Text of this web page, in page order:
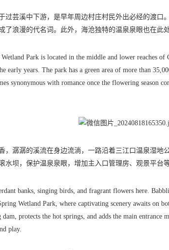
过芸溪中下游，是早年周边村庄村民外出必经的渡口
了浪漫的代名词。此外，海沧独特的温泉泉眼也在此处
Park is located in the middle and lower reaches
early years. The park has a green area of more than
synonymous with romance once the flowering season
，潺潺的溪流在身边流淌，一路沿着三江口温泉湿地
水坝，保护温泉泉眼，增加主入口管理房、观景平台
banks, singing birds, and fragrant flowers here.
Wetland Park, where captivating scenery awaits on
protects the hot springs, and adds the main entrance
play.